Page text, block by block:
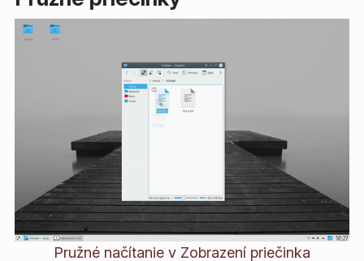
Pružné načítanie v Zobrazení priečinka